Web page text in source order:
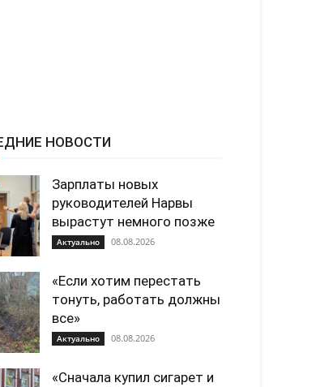
НОВОСТИ
Зарплаты новых
руководителей Нарвы
вырастут немного позже
Актуально 08.08.2026
«Если хотим перестать
тонуть, работать должны
все»
Актуально 08.08.2026
«Сначала купил сигарет и